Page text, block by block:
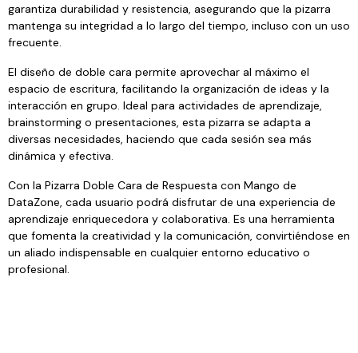
garantiza durabilidad y resistencia, asegurando que la pizarra
mantenga su integridad a lo largo del tiempo, incluso con un uso
frecuente.
El diseño de doble cara permite aprovechar al máximo el
espacio de escritura, facilitando la organización de ideas y la
interacción en grupo. Ideal para actividades de aprendizaje,
brainstorming o presentaciones, esta pizarra se adapta a
diversas necesidades, haciendo que cada sesión sea más
dinámica y efectiva.
Con la Pizarra Doble Cara de Respuesta con Mango de
DataZone, cada usuario podrá disfrutar de una experiencia de
aprendizaje enriquecedora y colaborativa. Es una herramienta
que fomenta la creatividad y la comunicación, convirtiéndose en
un aliado indispensable en cualquier entorno educativo o
profesional.